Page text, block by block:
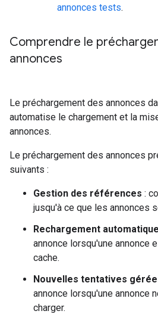
annonces tests.
Comprendre le
annonces
Le préchargement des annonces
automatise le chargement et la
annonces.
Le préchargement des annonces
suivants :
Gestion des références :
jusqu'à ce que les annonces
Rechargement automatique
annonce lorsqu'une annonce
cache.
Nouvelles tentatives
annonce lorsqu'une annonce
charger.